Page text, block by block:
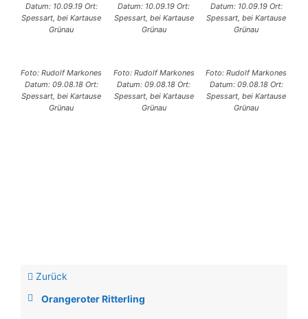
Datum: 10.09.19 Ort:
Spessart, bei Kartause
Grünau
Datum: 10.09.19 Ort:
Spessart, bei Kartause
Grünau
Datum: 10.09.19 Ort:
Spessart, bei Kartause
Grünau
Foto: Rudolf Markones
Datum: 09.08.18 Ort:
Spessart, bei Kartause
Grünau
Foto: Rudolf Markones
Datum: 09.08.18 Ort:
Spessart, bei Kartause
Grünau
Foto: Rudolf Markones
Datum: 09.08.18 Ort:
Spessart, bei Kartause
Grünau
Zurück
Orangeroter Ritterling